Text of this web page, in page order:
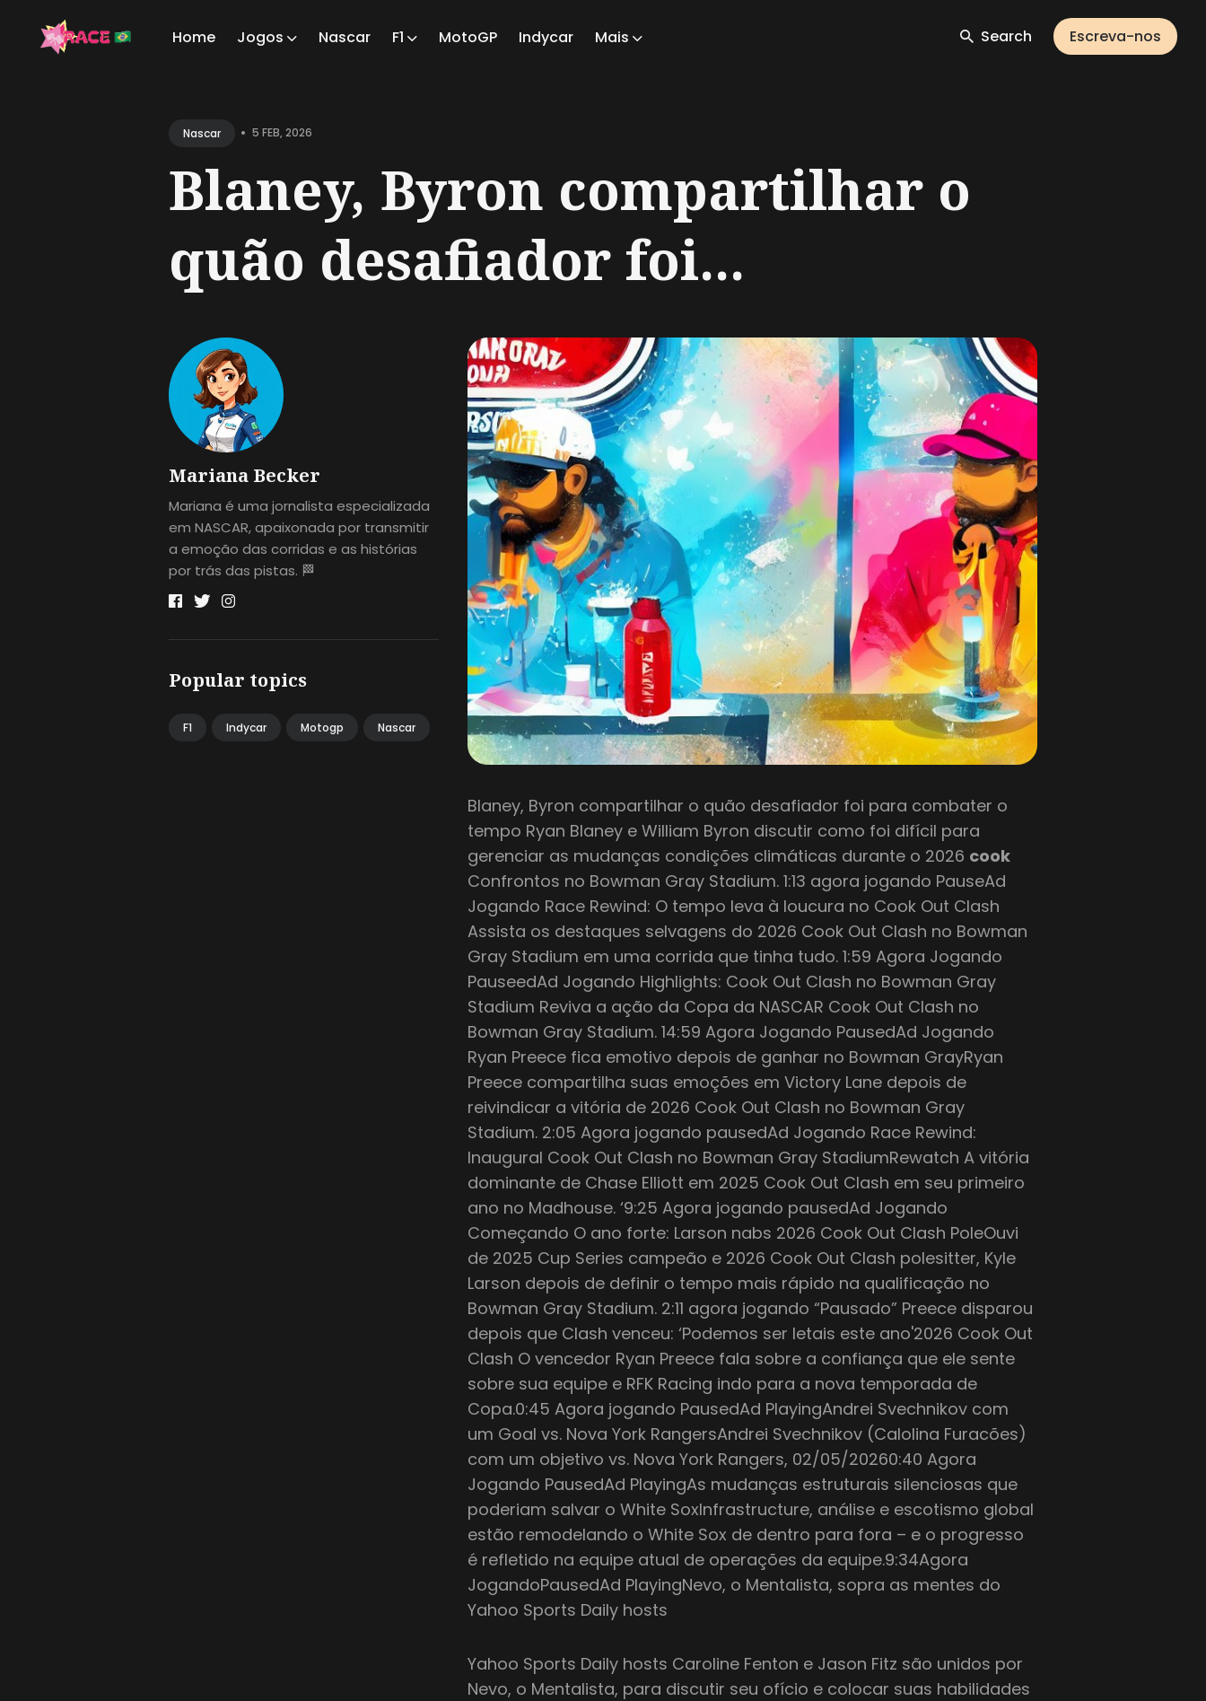
Home Jogos Nascar F1 MotoGP Indycar Mais Search Escreva-nos
Nascar • 5 FEB, 2026
Blaney, Byron compartilhar o
quão desafiador foi...
Mariana Becker
Mariana é uma jornalista especializada
em NASCAR, apaixonada por transmitir
a emoção das corridas e as histórias
por trás das pistas. 🏁
Popular topics
F1 Indycar Motogp Nascar
Blaney, Byron compartilhar o quão desafiador foi para combater o
tempo Ryan Blaney e William Byron discutir como foi difícil para
gerenciar as mudanças condições climáticas durante o 2026 cook
Confrontos no Bowman Gray Stadium. 1:13 agora jogando PauseAd
Jogando Race Rewind: O tempo leva à loucura no Cook Out Clash
Assista os destaques selvagens do 2026 Cook Out Clash no Bowman
Gray Stadium em uma corrida que tinha tudo. 1:59 Agora Jogando
PauseedAd Jogando Highlights: Cook Out Clash no Bowman Gray
Stadium Reviva a ação da Copa da NASCAR Cook Out Clash no
Bowman Gray Stadium. 14:59 Agora Jogando PausedAd Jogando
Ryan Preece fica emotivo depois de ganhar no Bowman GrayRyan
Preece compartilha suas emoções em Victory Lane depois de
reivindicar a vitória de 2026 Cook Out Clash no Bowman Gray
Stadium. 2:05 Agora jogando pausedAd Jogando Race Rewind:
Inaugural Cook Out Clash no Bowman Gray StadiumRewatch A vitória
dominante de Chase Elliott em 2025 Cook Out Clash em seu primeiro
ano no Madhouse. ‘9:25 Agora jogando pausedAd Jogando
Começando O ano forte: Larson nabs 2026 Cook Out Clash PoleOuvi
de 2025 Cup Series campeão e 2026 Cook Out Clash polesitter, Kyle
Larson depois de definir o tempo mais rápido na qualificação no
Bowman Gray Stadium. 2:11 agora jogando “Pausado” Preece disparou
depois que Clash venceu: ‘Podemos ser letais este ano'2026 Cook Out
Clash O vencedor Ryan Preece fala sobre a confiança que ele sente
sobre sua equipe e RFK Racing indo para a nova temporada de
Copa.0:45 Agora jogando PausedAd PlayingAndrei Svechnikov com
um Goal vs. Nova York RangersAndrei Svechnikov (Calolina Furacões)
com um objetivo vs. Nova York Rangers, 02/05/20260:40 Agora
Jogando PausedAd PlayingAs mudanças estruturais silenciosas que
poderiam salvar o White SoxInfrastructure, análise e escotismo global
estão remodelando o White Sox de dentro para fora – e o progresso
é refletido na equipe atual de operações da equipe.9:34Agora
JogandoPausedAd PlayingNevo, o Mentalista, sopra as mentes do
Yahoo Sports Daily hosts
Yahoo Sports Daily hosts Caroline Fenton e Jason Fitz são unidos por
Nevo, o Mentalista, para discutir seu ofício e colocar suas habilidades